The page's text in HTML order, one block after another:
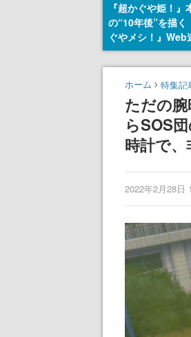
『超かぐや姫！』
の“10年後”を描く
ぐやメシ！』Web
定。新たなWebマ
ーベル「ビビビコ
ク」にて特別話が
タート、あのお
まだ続きがある！
ホーム 特集記
ただの
らSOS
時計で、
2022年2月28日